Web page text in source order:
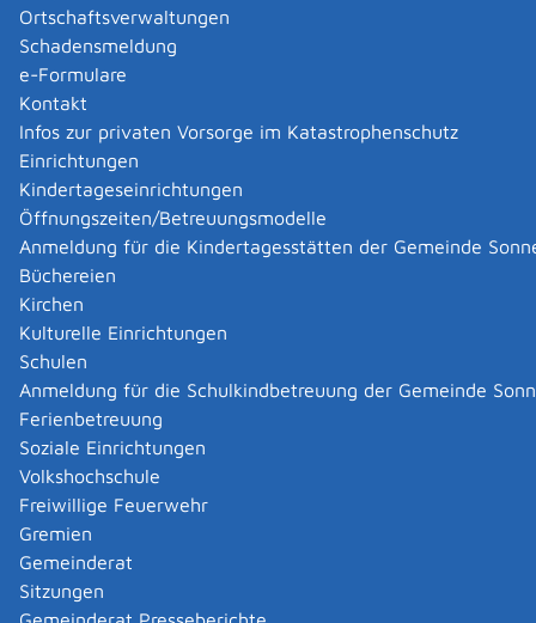
Ortschaftsverwaltungen
Schadensmeldung
e-Formulare
Kontakt
Infos zur privaten Vorsorge im Katastrophenschutz
Einrichtungen
Kindertageseinrichtungen
Öffnungszeiten/Betreuungsmodelle
Anmeldung für die Kindertagesstätten der Gemeinde
Büchereien
Kirchen
Kulturelle Einrichtungen
Schulen
Anmeldung für die Schulkindbetreuung der Gemeinde
Ferienbetreuung
Soziale Einrichtungen
Volkshochschule
Freiwillige Feuerwehr
Gremien
Gemeinderat
Sitzungen
||